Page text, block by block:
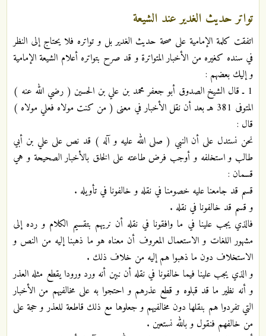
تواتر حديث الغدير عند الشيعة
اتفقت كلمة الإمامية على صحة حديث الغدير بل و تواتره فلا يحتاج إلى النظر
في سنده كغيره من الأخبار المتواترة و قد صرح بتواتره أعلام الشيعة الإمامية
و إليك بعضهم :
1 ـ قال الشيخ الصدوق أبو جعفر محمد بن علي بن الحسين ( رضي الله عنه )
المتوفى 381 هـ بعد أن نقل الأخبار في معنى ( من كنت مولاه فعلي مولاه )
قال :
نحن نستدل على أن النبي ( صلى الله عليه و آله ) قد نص على علي بن أبي
طالب و استخلفه و أوجب فرض طاعته على الخلق بالأخبار الصحيحة و هي
قسمان :
قسم قد جامعنا عليه خصومنا في نقله و خالفونا في تأويله .
و قسم قد خالفونا في نقله .
فالذي يجب علينا في ما وافقونا في نقله أن نريهم بتقسيم الكلام و رده إلى
مشهور اللغات و الاستعمال المعروف أن معناه هو ما ذهبنا إليه من النص و
الاستخلاف دون ما ذهبوا هم إليه من خلاف ذلك .
و الذي يجب علينا فيما خالفونا في نقله أن نبين أنه ورد ورودا يقطع مثله العذر
و أنه نظير ما قد قبلوه و قطع عذرهم و احتجوا به على مخالفيهم من الأخبار
التي تفردوا هم بنقلها دون مخالفيهم و جعلوها مع ذلك قاطعة للعذر و حجة على
من خالفهم فنقول و بالله نستعين .